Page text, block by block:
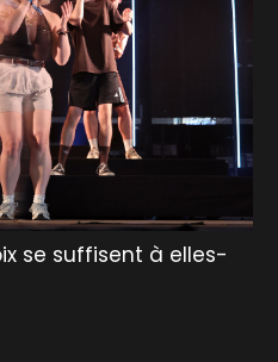
se suffisent à elles-